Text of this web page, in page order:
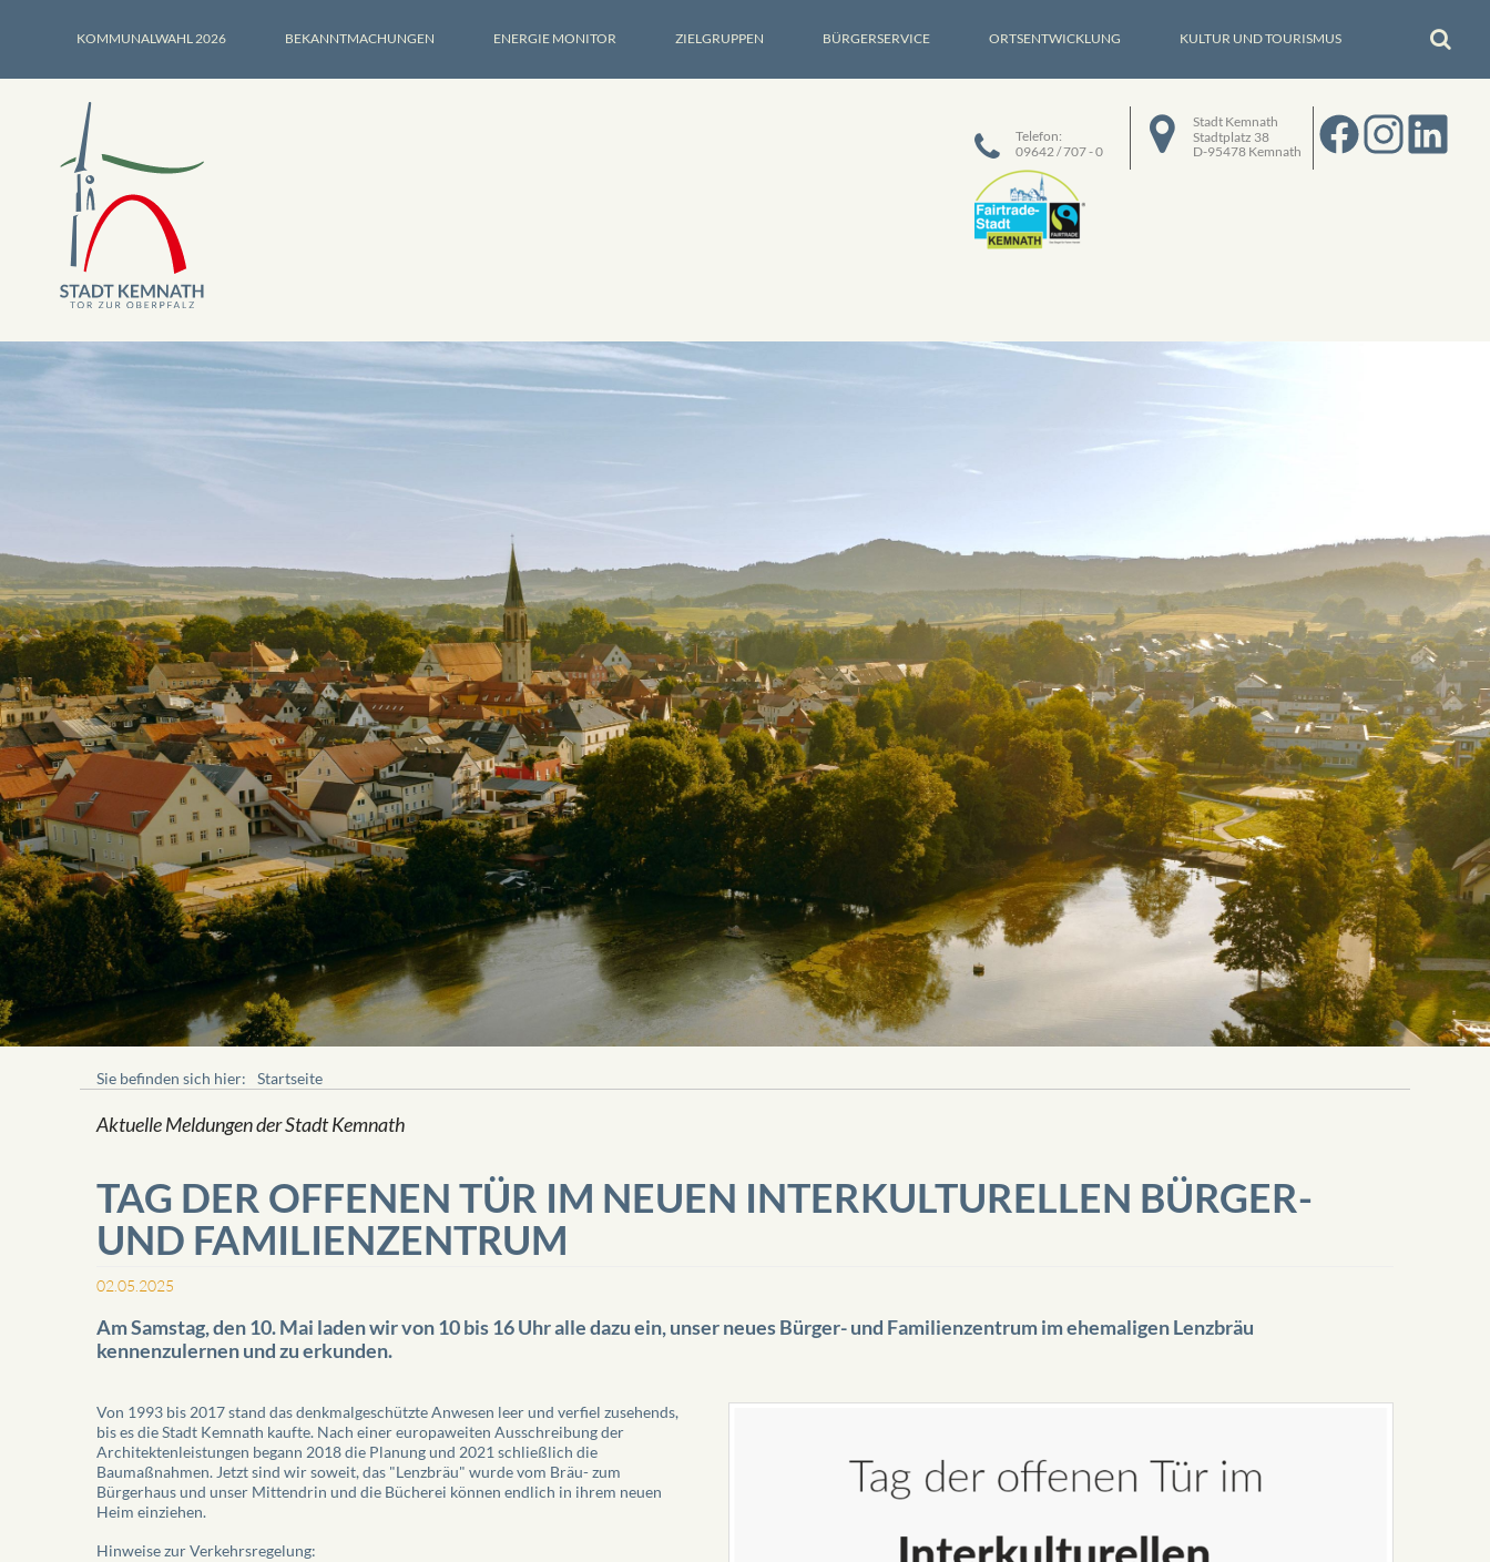
KOMMUNALWAHL 2026 BEKANNTMACHUNGEN ENERGIE MONITOR ZIELGRUPPEN BÜRGERSERVICE ORTSENTWICKLUNG KULTUR UND TOURISMUS
Telefon:
09642 / 707 - 0
Stadt Kemnath
Stadtplatz 38
D-95478 Kemnath
Sie befinden sich hier: Startseite
Aktuelle Meldungen der Stadt Kemnath
TAG DER OFFENEN TÜR IM NEUEN INTERKULTURELLEN BÜRGER-
UND FAMILIENZENTRUM
02.05.2025
Am Samstag, den 10. Mai laden wir von 10 bis 16 Uhr alle dazu ein, unser neues Bürger- und Familienzentrum im ehemaligen Lenzbräu
kennenzulernen und zu erkunden.
Von 1993 bis 2017 stand das denkmalgeschützte Anwesen leer und verfiel zusehends,
bis es die Stadt Kemnath kaufte. Nach einer europaweiten Ausschreibung der
Architektenleistungen begann 2018 die Planung und 2021 schließlich die
Baumaßnahmen. Jetzt sind wir soweit, das "Lenzbräu" wurde vom Bräu- zum
Bürgerhaus und unser Mittendrin und die Bücherei können endlich in ihrem neuen
Heim einziehen.
Hinweise zur Verkehrsregelung: